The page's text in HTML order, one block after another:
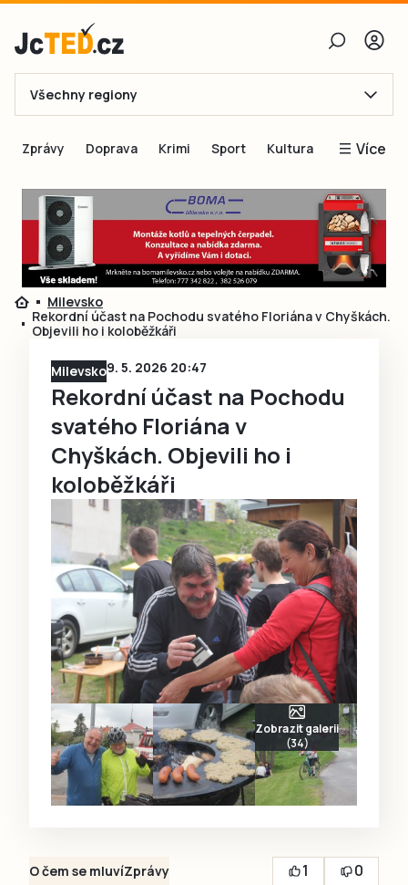
E-mail
Obnovit heslo
Přihlásit se
Všechny regiony
Zprávy Doprava Krimi Sport Kultura Více
Blogy
Inspirace
Čtenáři píší
Speciální přílohy
Milevsko
Rekordní účast na Pochodu svatého Floriána v Chyškách.
Objevili ho i koloběžkáři
Milevsko9. 5. 2026 20:47
Rekordní účast na Pochodu
svatého Floriána v
Chyškách. Objevili ho i
koloběžkáři
Zobrazit galerii
(34)
O čem se mluvíZprávy 1
0